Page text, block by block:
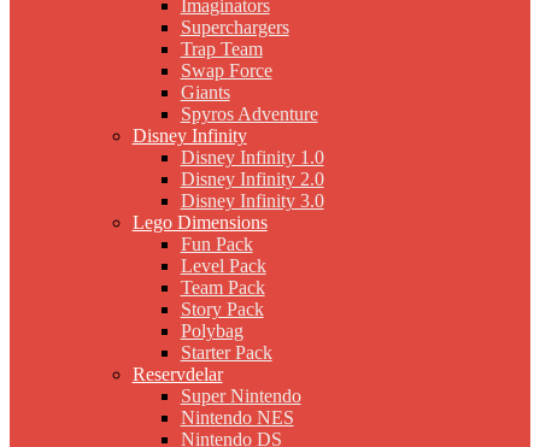
Imaginators
Superchargers
Trap Team
Swap Force
Giants
Spyros Adventure
Disney Infinity
Disney Infinity 1.0
Disney Infinity 2.0
Disney Infinity 3.0
Lego Dimensions
Fun Pack
Level Pack
Team Pack
Story Pack
Polybag
Starter Pack
Reservdelar
Super Nintendo
Nintendo NES
Nintendo DS